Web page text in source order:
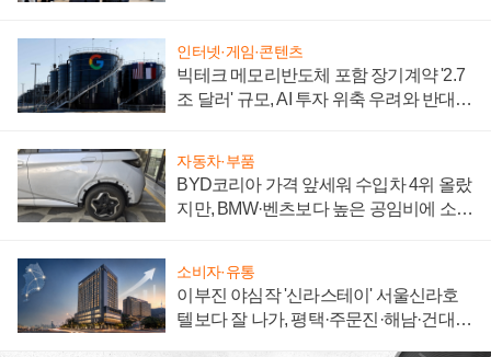
인터넷·게임·콘텐츠
빅테크 메모리반도체 포함 장기계약 '2.7
조 달러' 규모, AI 투자 위축 우려와 반대
자동차·부품
BYD코리아 가격 앞세워 수입차 4위 올랐
지만, BMW·벤츠보다 높은 공임비에 소비
소비자·유통
이부진 야심작 '신라스테이' 서울신라호
텔보다 잘 나가, 평택·주문진·해남·건대로